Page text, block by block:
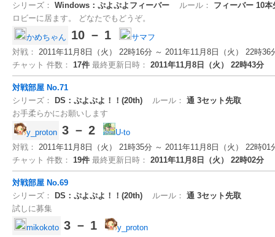
シリーズ： Windows：ぷよぷよフィーバー ルール： フィーバー 10本
ロビーに居ます。 どなたでもどうぞ。
かめちゃん 10 － 1
サマフ
対戦： 2011年11月8日（火） 22時16分 ～ 2011年11月8日（火） 22時36
チャット 件数： 17件 最終更新日時： 2011年11月8日（火） 22時43分
対戦部屋 No.71
シリーズ：
DS：ぷよぷよ！！(20th) ルール： 通 3セット先取
お手柔らかにお願いします
y_proton 3 － 2
U-to
対戦： 2011年11月8日（火） 21時35分 ～ 2011年11月8日（火） 22時01
チャット 件数： 19件 最終更新日時： 2011年11月8日（火） 22時02分
対戦部屋 No.69
シリーズ：
DS：ぷよぷよ！！(20th) ルール： 通 3セット先取
試しに募集
mikokoto 3 － 1
y_proton